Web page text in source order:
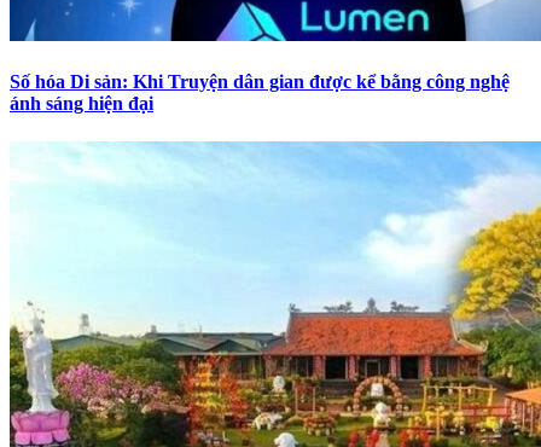
Số hóa Di sản: Khi Truyện dân gian được kể bằng công nghệ
ánh sáng hiện đại